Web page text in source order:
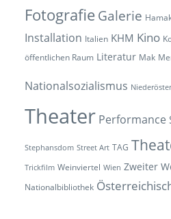
Fotografie Galerie
Installation Italien KHM Kino
öffentlichen Raum Literatur Mak
Nationalsozialismus
Theater Performance
Stephansdom Street Art TAG
Trickfilm Weinviertel Wien Zweiter
Nationalbibliothek